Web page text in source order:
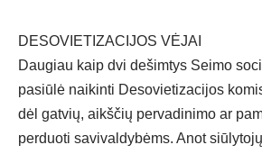
DESOVIETIZACIJOS VĖJAI
Daugiau kaip dvi dešimtys Seimo
pasiūlė naikinti Desovietizacijos
dėl gatvių, aikščių pervadinimo ar
perduoti savivaldybėms. Anot